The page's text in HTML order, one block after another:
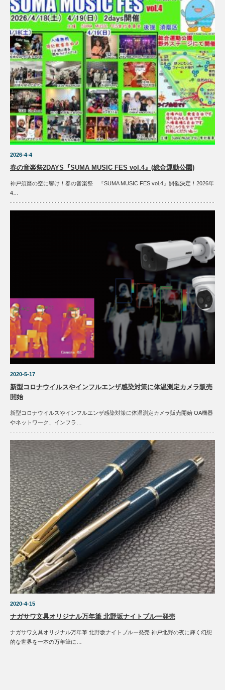
2026-4-4
春の音楽祭2DAYS『SUMA MUSIC FES vol.4』(総合運動公園)
神戸須磨の空に響け！春の音楽祭 『SUMA MUSIC FES vol.4』開催決定！2026年
4…
2020-5-17
新型コロナウイルスやインフルエンザ感染対策に体温測定カメラ販売
開始
新型コロナウイルスやインフルエンザ感染対策に体温測定カメラ販売開始 OA機器
やネットワーク、インフラ…
2020-4-15
ナガサワ文具オリジナル万年筆 北野坂ナイトブルー発売
ナガサワ文具オリジナル万年筆 北野坂ナイトブルー発売 神戸北野の夜に輝く幻想
的な世界を一本の万年筆に…